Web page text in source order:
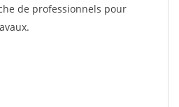
de professionnels pour